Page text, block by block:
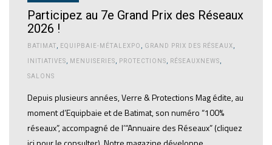
Participez au 7e Grand Prix des Réseaux
2026 !
BATIMAT EQUIPBAIE-MÉTALEXPO GRAND PRIX DES RÉSEAUX
INITIATIVES MENUISERIES PROTECTIONS RÉSEAUXNEWS
SALONS
Depuis plusieurs années, Verre & Protections Mag édite, au
moment d’Equipbaie et de Batimat, son numéro “100%
réseaux”, accompagné de l’“Annuaire des Réseaux” (cliquez